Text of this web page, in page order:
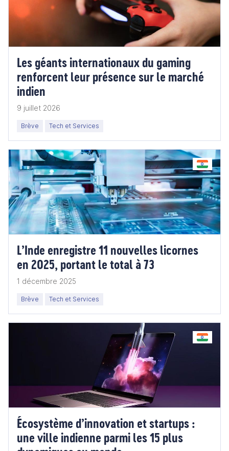
Les géants internationaux du gaming
renforcent leur présence sur le marché
indien
9 juillet 2026
Brève Tech et Services
L’Inde enregistre 11 nouvelles licornes
en 2025, portant le total à 73
1 décembre 2025
Brève Tech et Services
Écosystème d’innovation et startups :
une ville indienne parmi les 15 plus